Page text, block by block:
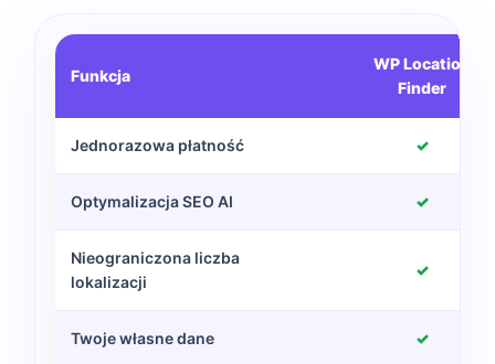
Funkcja
WP Location
Finder
Jednorazowa płatność ✓
Optymalizacja SEO AI ✓
Nieograniczona liczba
lokalizacji
✓
Twoje własne dane ✓